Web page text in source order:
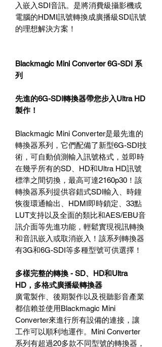
入嵌入SDI音訊。是將消費級攝影機或
電腦的HDMI訊號轉換成廣播級SDI訊號
的理想解決方案！
Blackmagic Mini Converter 6G-SDI 系
列
先進的6G-SDI轉換器帶您步入Ultra HD
製作！
Blackmagic Mini Converter是最先進的
轉換器系列，它們配備了新型6G-SDI技
術，可自動偵測輸入訊號格式，並即時
在幾乎所有的SD HD和Ultra HD訊號
標準之間切換，最高可達2160p30 ！該
轉換器系列提供容錯式SDI輸入、時鐘
恢復環通輸出、 HDMI即時鎖定、 33點
LUT支持以及全面的類比和AES/EBU音
訊介面等先進功能，輕鬆實現視訊轉換
和音訊嵌入或取消嵌入！該系列轉換器
有3G和6G-SDI等多種型號可供選擇！
多樣完整的轉換 - SD、 HD和Ultra
HD ，多格式廣播級轉換器
廣電製作、後期製作以及視聽影音產業
都信賴並使用Blackmagic Mini
Converter來進行所有設備的連接，讓
工作可以順利地運作。 Mini Converter
系列有超過20多款不同型號的轉換器，